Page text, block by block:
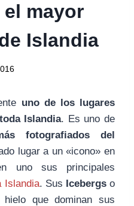
mayor
Islandia
uno de los lugares
Islandia. Es uno de
fotografiados del
lugar a un «icono» en
sus principales
Islandia. Sus Icebergso
que dominan sus